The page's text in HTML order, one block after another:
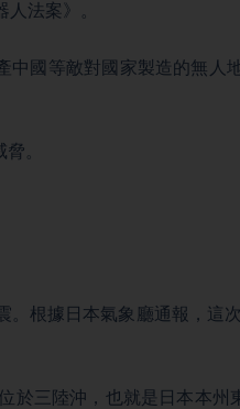
法案》。
中國等敵對國家製造的無人
。
。根據日本氣象廳通報，這
三陸沖，也就是日本本州